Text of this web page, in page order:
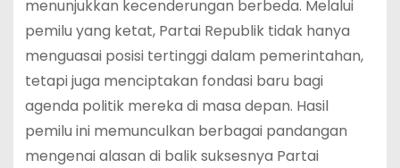
menunjukkan kecenderungan berbeda. Melalui
pemilu yang ketat, Partai Republik tidak hanya
menguasai posisi tertinggi dalam pemerintahan,
tetapi juga menciptakan fondasi baru bagi
agenda politik mereka di masa depan. Hasil
pemilu ini memunculkan berbagai pandangan
mengenai alasan di balik suksesnya Partai